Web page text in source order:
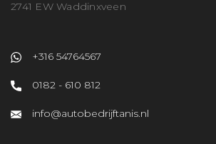
2741 EW Waddinxveen
+316 54764567
0182 - 610 812
info@autobedrijftanis.nl